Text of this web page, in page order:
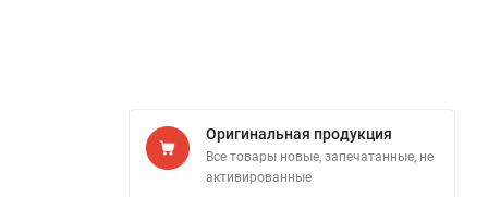
Оригинальная продукция
Все товары новые, запечатанные, не
активированные